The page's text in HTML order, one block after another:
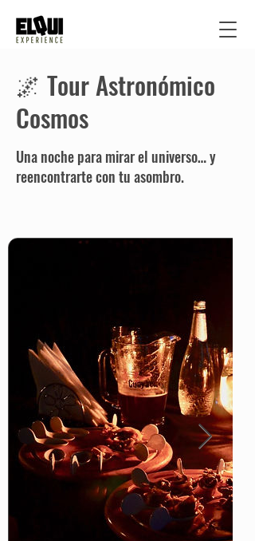
🌌 Tour Astronómico
Cosmos
Una noche para mirar el universo… y
reencontrarte con tu asombro.